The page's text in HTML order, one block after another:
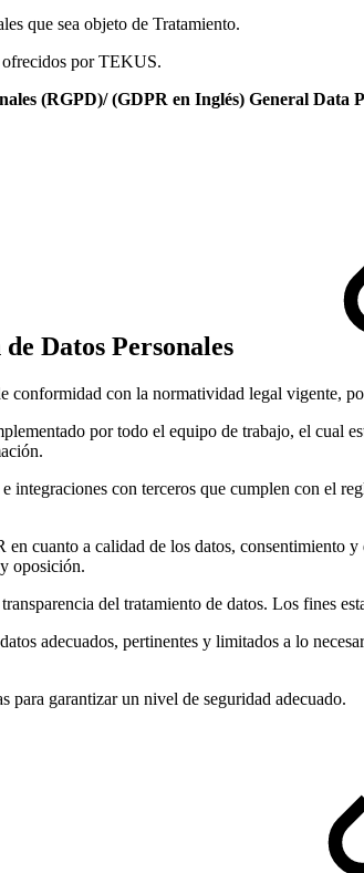
que sea objeto de Tratamiento.
ofrecidos por TEKUS.
(RGPD)/ (GDPR en Inglés) General Data
Datos Personales
conformidad con la normatividad legal vigente,
por todo el equipo de trabajo, el cual
con terceros que cumplen con el
a calidad de los datos, consentimiento y
oposición.
del tratamiento de datos. Los fines
adecuados, pertinentes y limitados a lo
garantizar un nivel de seguridad adecuado.